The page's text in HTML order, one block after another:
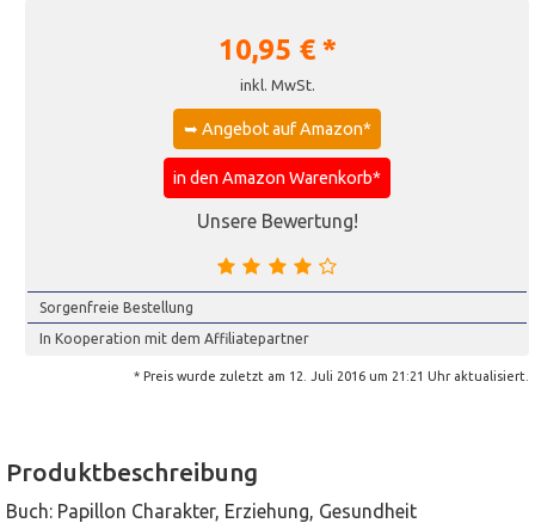
10,95 € *
inkl. MwSt.
➥ Angebot auf Amazon*
in den Amazon Warenkorb*
Unsere Bewertung!
Sorgenfreie Bestellung
In Kooperation mit dem Affiliatepartner
* Preis wurde zuletzt am 12. Juli 2016 um 21:21 Uhr aktualisiert.
Produktbeschreibung
Buch: Papillon Charakter, Erziehung, Gesundheit